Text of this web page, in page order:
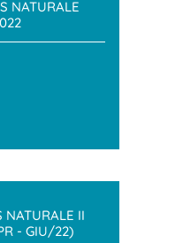
NATURALE
NATURALE II
- GIU/22)